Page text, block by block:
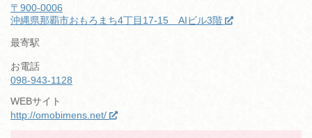
〒900-0006
沖縄県那覇市おもろまち4丁目17-15 AIビル3階
最寄駅
お電話
098-943-1128
WEBサイト
http://omobimens.net/